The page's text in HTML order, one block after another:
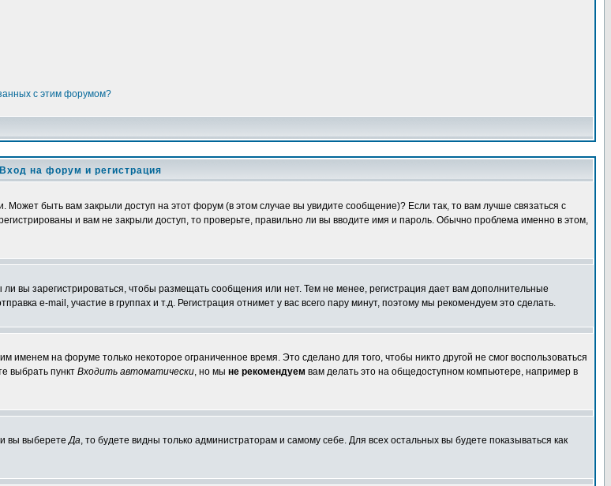
с этим форумом?
Вход на форум и регистрация
быть вам закрыли доступ на этот форум (в этом случае вы увидите сообщение)? Если так, то вам лучше связаться с
и вам не закрыли доступ, то проверьте, правильно ли вы вводите имя и пароль. Обычно проблема именно в этом,
вы зарегистрироваться, чтобы размещать сообщения или нет. Тем не менее, регистрация дает вам дополнительные
e-mail, участие в группах и т.д. Регистрация отнимет у вас всего пару минут, поэтому мы рекомендуем это сделать.
именем на форуме только некоторое ограниченное время. Это сделано для того, чтобы никто другой не смог воспользоваться
выбрать пункт Входить автоматически, но мы не рекомендуем вам делать это на общедоступном компьютере, например в
вы выберетеДа, то будете видны только администраторам и самому себе. Для всех остальных вы будете показываться как